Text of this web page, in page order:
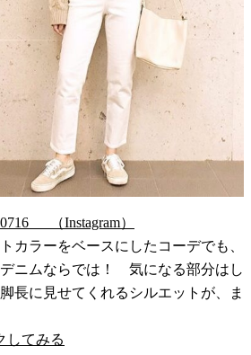
（Instagram）
カラーをベースにしたコーデでも、
ニムならでは！ 気になる部分はし
長に見せてくれるシルエットが、ま
してみる